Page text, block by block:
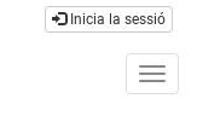
Inicia la sessió